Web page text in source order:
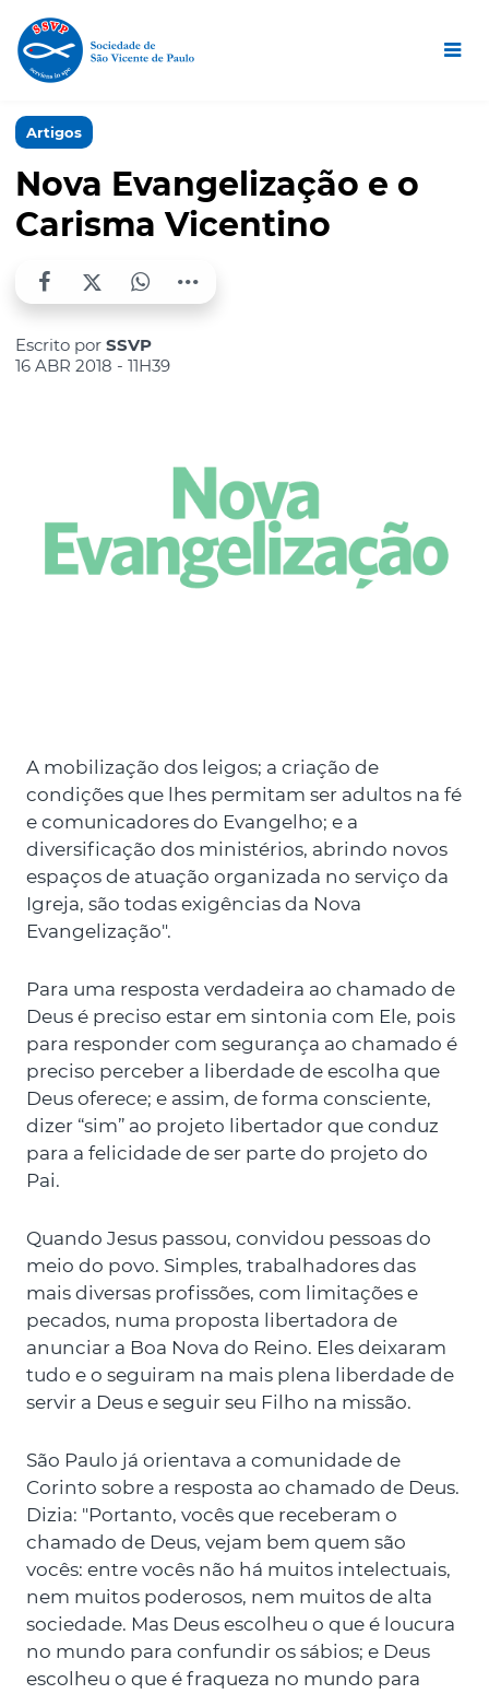
Artigos
Nova Evangelização e o
Carisma Vicentino
Escrito por SSVP
16 ABR 2018 - 11H39
A mobilização dos leigos; a criação de
condições que lhes permitam ser adultos na fé
e comunicadores do Evangelho; e a
diversificação dos ministérios, abrindo novos
espaços de atuação organizada no serviço da
Igreja, são todas exigências da Nova
Evangelização".
Para uma resposta verdadeira ao chamado de
Deus é preciso estar em sintonia com Ele, pois
para responder com segurança ao chamado é
preciso perceber a liberdade de escolha que
Deus oferece; e assim, de forma consciente,
dizer “sim” ao projeto libertador que conduz
para a felicidade de ser parte do projeto do
Pai.
Quando Jesus passou, convidou pessoas do
meio do povo. Simples, trabalhadores das
mais diversas profissões, com limitações e
pecados, numa proposta libertadora de
anunciar a Boa Nova do Reino. Eles deixaram
tudo e o seguiram na mais plena liberdade de
servir a Deus e seguir seu Filho na missão.
São Paulo já orientava a comunidade de
Corinto sobre a resposta ao chamado de Deus.
Dizia: "Portanto, vocês que receberam o
chamado de Deus, vejam bem quem são
vocês: entre vocês não há muitos intelectuais,
nem muitos poderosos, nem muitos de alta
sociedade. Mas Deus escolheu o que é loucura
no mundo para confundir os sábios; e Deus
escolheu o que é fraqueza no mundo para